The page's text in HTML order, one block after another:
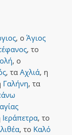
, ο Άγιος
, το
, ο
, τα Αχλιά, η
Γαλήνη, τα
Ιεράπετρα, το
, το Καλό